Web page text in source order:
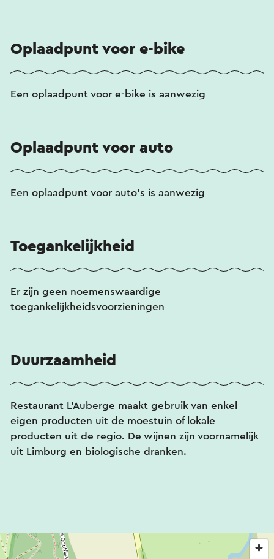
Oplaadpunt voor e-bike
Een oplaadpunt voor e-bike is aanwezig
Oplaadpunt voor auto
Een oplaadpunt voor auto's is aanwezig
Toegankelijkheid
Er zijn geen noemenswaardige
toegankelijkheidsvoorzieningen
Duurzaamheid
Restaurant L'Auberge maakt gebruik van enkel
eigen producten uit de moestuin of lokale
producten uit de regio. De wijnen zijn voornamelijk
uit Limburg en biologische dranken.